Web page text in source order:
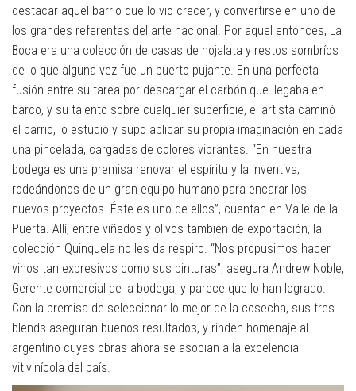
destacar aquel barrio que lo vio crecer, y convertirse en uno de
los grandes referentes del arte nacional. Por aquel entonces, La
Boca era una colección de casas de hojalata y restos sombríos
de lo que alguna vez fue un puerto pujante. En una perfecta
fusión entre su tarea por descargar el carbón que llegaba en
barco, y su talento sobre cualquier superficie, el artista caminó
el barrio, lo estudió y supo aplicar su propia imaginación en cada
una pincelada, cargadas de colores vibrantes. “En nuestra
bodega es una premisa renovar el espíritu y la inventiva,
rodeándonos de un gran equipo humano para encarar los
nuevos proyectos. Éste es uno de ellos”, cuentan en Valle de la
Puerta. Allí, entre viñedos y olivos también de exportación, la
colección Quinquela no les da respiro. “Nos propusimos hacer
vinos tan expresivos como sus pinturas”, asegura Andrew Noble,
Gerente comercial de la bodega, y parece que lo han logrado.
Con la premisa de seleccionar lo mejor de la cosecha, sus tres
blends aseguran buenos resultados, y rinden homenaje al
argentino cuyas obras ahora se asocian a la excelencia
vitivinícola del país.